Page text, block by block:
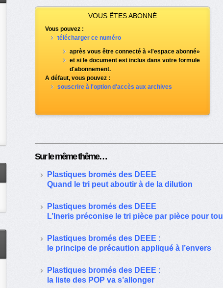
VOUS ÊTES ABONNÉ
Vous pouvez :
télécharger ce numéro
après vous être connecté à «l'espace abonné»
et si le document est inclus dans votre formule
d'abonnement.
A défaut, vous pouvez :
souscrire à l'option d'accès aux archives
Sur le même thême…
Plastiques bromés des DEEE
Quand le tri peut aboutir à de la dilution
Plastiques bromés des DEEE
L’Ineris préconise le tri pièce par pièce pour
Plastiques bromés des DEEE :
le principe de précaution appliqué à l’envers
Plastiques bromés des DEEE :
la liste des POP va s’allonger